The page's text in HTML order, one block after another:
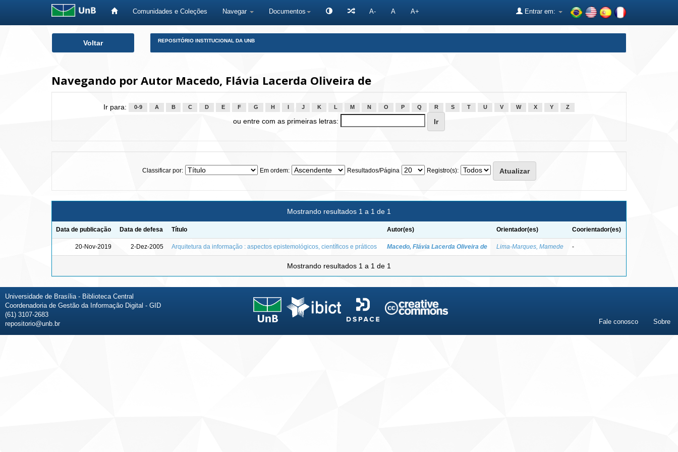
Comunidades e Coleções Navegar Documentos A- A A+ Entrar em:
Voltar REPOSITÓRIO INSTITUCIONAL DA UNB
Navegando por Autor Macedo, Flávia Lacerda Oliveira de
Ir para: 0-9 A B C D E F G H J K L M N O P Q R S T U V W X Y Z
ou entre com as primeiras letras:
Classificar por: Em ordem: Resultados/Página Registro(s):
Mostrando resultados 1 a 1 de 1
Data de publicação Data de defesa Título Autor(es) Orientador(es) Coorientador(es)
20-Nov-2019 2-Dez-2005 Arquitetura da informação : aspectos epistemológicos, científicos e práticos Macedo, Flávia Lacerda Oliveira de Lima-Marques, Mamede -
Mostrando resultados 1 a 1 de 1
Universidade de Brasília - Biblioteca Central
Coordenadoria de Gestão da Informação Digital - GID
(61) 3107-2683
repositorio@unb.br
Fale conosco Sobre